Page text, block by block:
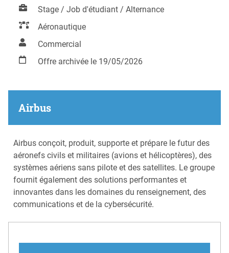
Stage / Job d'étudiant / Alternance
Aéronautique
Commercial
Offre archivée le 19/05/2026
Airbus
Airbus conçoit, produit, supporte et prépare le futur des
aéronefs civils et militaires (avions et hélicoptères), des
systèmes aériens sans pilote et des satellites. Le groupe
fournit également des solutions performantes et
innovantes dans les domaines du renseignement, des
communications et de la cybersécurité.